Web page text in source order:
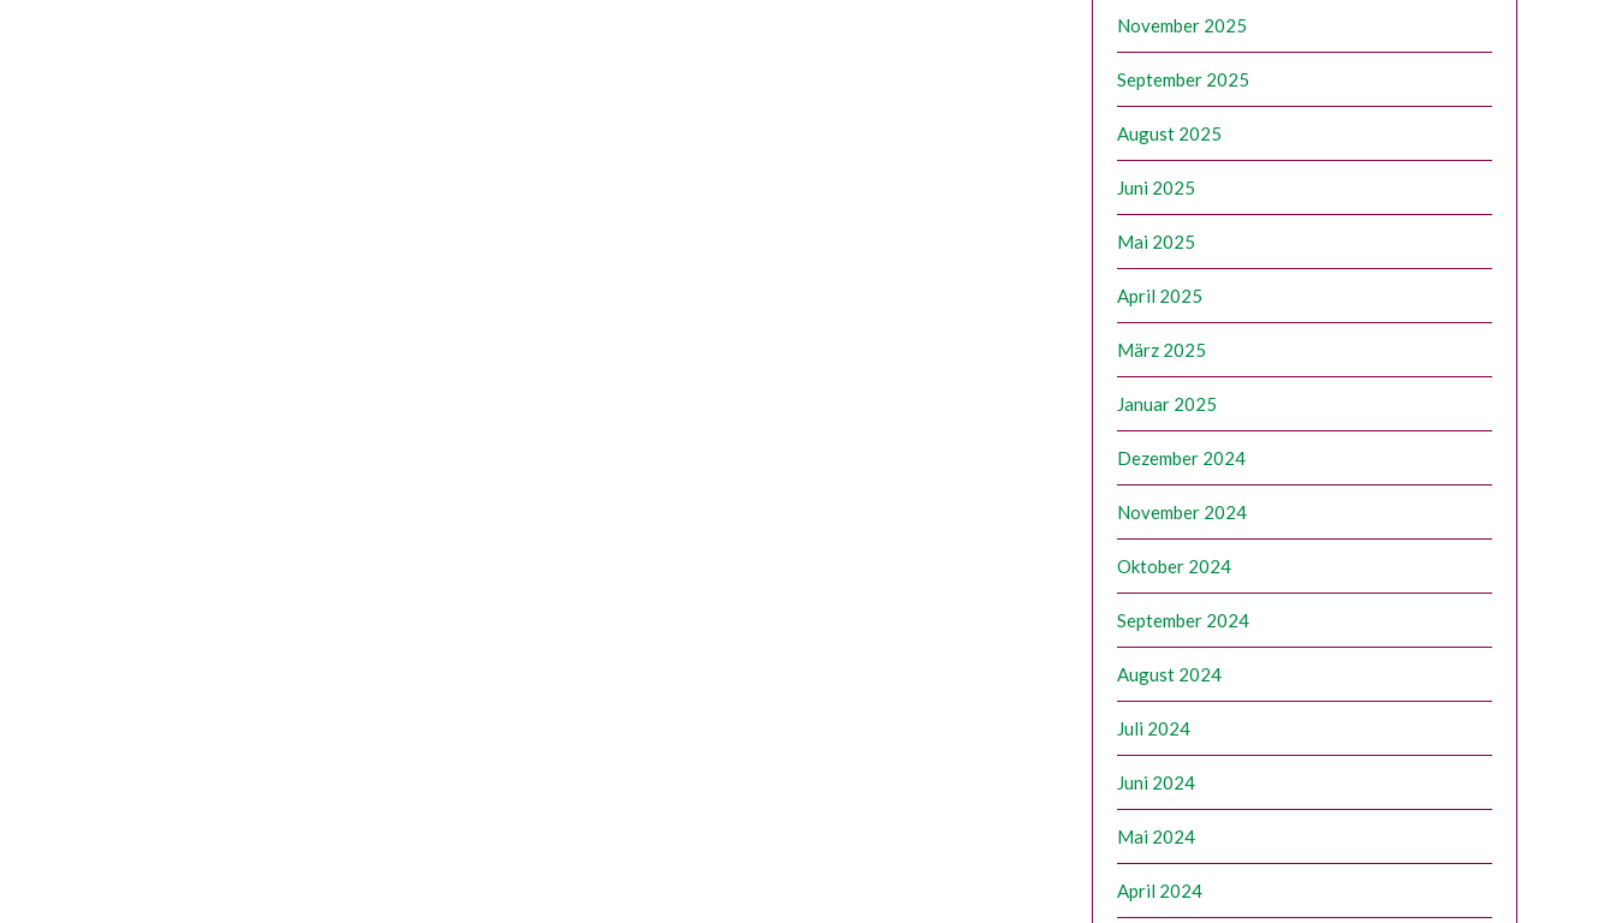
November 2025
September 2025
August 2025
Juni 2025
Mai 2025
April 2025
März 2025
Januar 2025
Dezember 2024
November 2024
Oktober 2024
September 2024
August 2024
Juli 2024
Juni 2024
Mai 2024
April 2024